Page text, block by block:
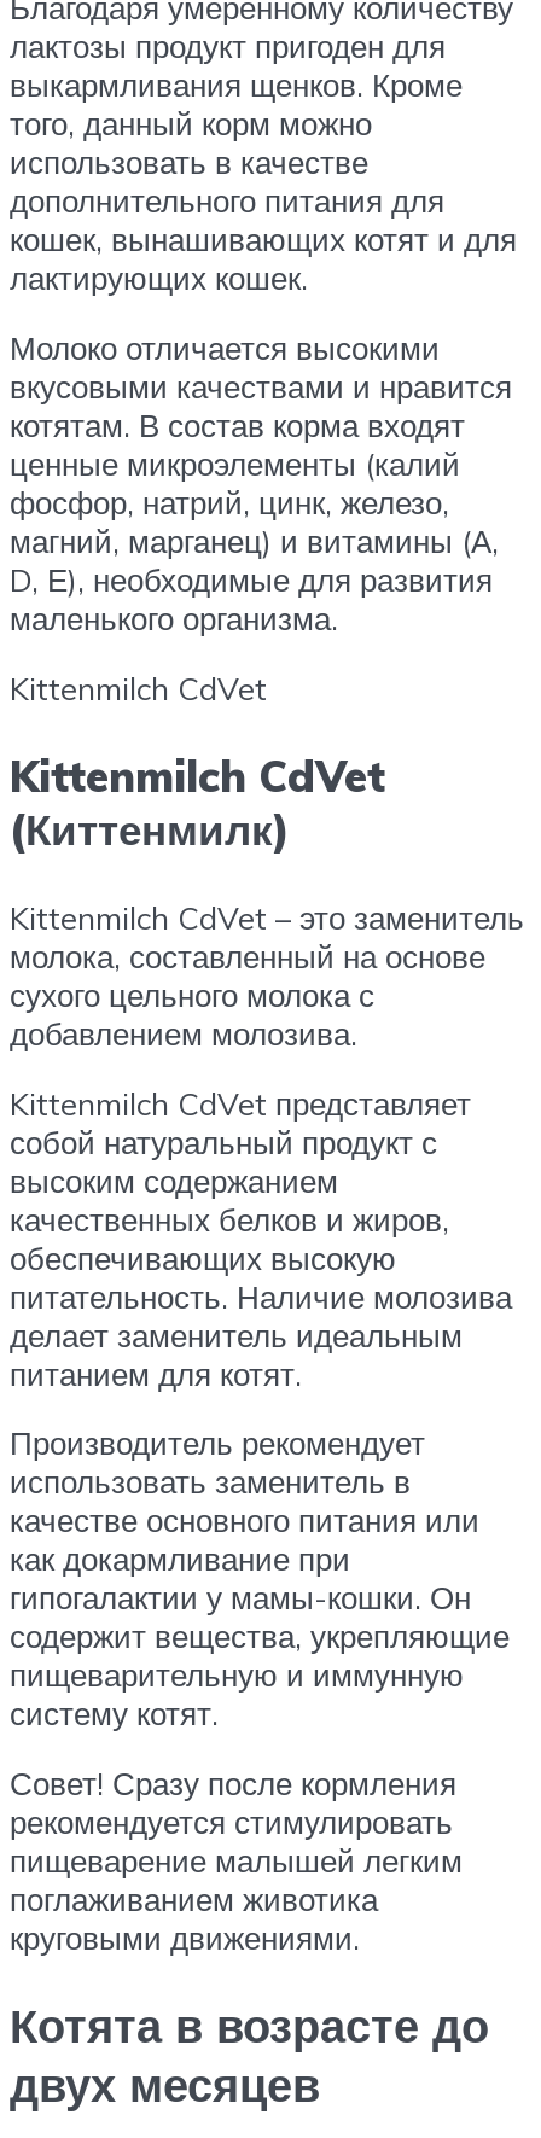
лактозы продукт пригоден для
выкармливания щенков. Кроме
того, данный корм можно
использовать в качестве
дополнительного питания для
кошек, вынашивающих котят и для
лактирующих кошек.
Молоко отличается высокими
вкусовыми качествами и нравится
котятам. В состав корма входят
ценные микроэлементы (калий
фосфор, натрий, цинк, железо,
магний, марганец) и витамины (А,
D, Е), необходимые для развития
маленького организма.
Kittenmilch CdVet
Kittenmilch CdVet
(Киттенмилк)
Kittenmilch CdVet – это заменитель
молока, составленный на основе
сухого цельного молока с
добавлением молозива.
Kittenmilch CdVet представляет
собой натуральный продукт с
высоким содержанием
качественных белков и жиров,
обеспечивающих высокую
питательность. Наличие молозива
делает заменитель идеальным
питанием для котят.
Производитель рекомендует
использовать заменитель в
качестве основного питания или
как докармливание при
гипогалактии у мамы-кошки. Он
содержит вещества, укрепляющие
пищеварительную и иммунную
систему котят.
Совет! Сразу после кормления
рекомендуется стимулировать
пищеварение малышей легким
поглаживанием животика
круговыми движениями.
Котята в возрасте до
двух месяцев